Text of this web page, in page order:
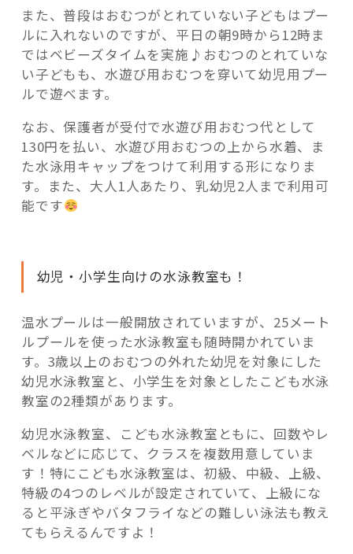
また、普段はおむつがとれていない子どもはプー
ルに入れないのですが、平日の朝9時から12時ま
ではベビーズタイムを実施♪おむつのとれていな
い子どもも、水遊び用おむつを穿いて幼児用プー
ルで遊べます。
なお、保護者が受付で水遊び用おむつ代として
130円を払い、水遊び用おむつの上から水着、ま
た水泳用キャップをつけて利用する形になりま
す。また、大人1人あたり、乳幼児2人まで利用可
能です
幼児・小学生向けの水泳教室も！
温水プールは一般開放されていますが、25メート
ルプールを使った水泳教室も随時開かれていま
す。3歳以上のおむつの外れた幼児を対象にした
幼児水泳教室と、小学生を対象としたこども水泳
教室の2種類があります。
幼児水泳教室、こども水泳教室ともに、回数やレ
ベルなどに応じて、クラスを複数用意していま
す！特にこども水泳教室は、初級、中級、上級、
特級の4つのレベルが設定されていて、上級にな
ると平泳ぎやバタフライなどの難しい泳法も教え
てもらえるんですよ！